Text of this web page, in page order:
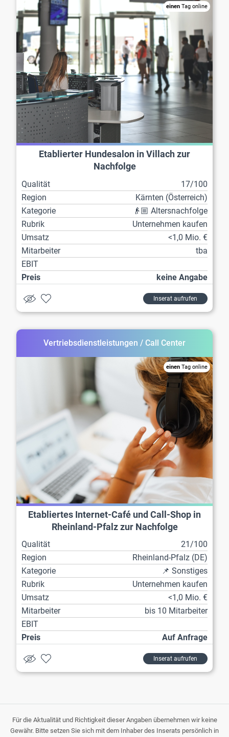
einen Tag online
Etablierter Hundesalon in Villach zur
Nachfolge
Qualität
17/100
Region
Kärnten (Österreich)
Kategorie
👴🏼 Altersnachfolge
Rubrik
Unternehmen kaufen
Umsatz
<1,0 Mio. €
Mitarbeiter
tba
EBIT
Preis
keine Angabe
Inserat aufrufen
Vertriebsdienstleistungen / Call Center
einen Tag online
Etabliertes Internet-Café und Call-Shop in
Rheinland-Pfalz zur Nachfolge
Qualität
21/100
Region
Rheinland-Pfalz (DE)
Kategorie
📌 Sonstiges
Rubrik
Unternehmen kaufen
Umsatz
<1,0 Mio. €
Mitarbeiter
bis 10 Mitarbeiter
EBIT
Preis
Auf Anfrage
Inserat aufrufen
Für die Aktualität und Richtigkeit dieser Angaben übernehmen wir keine
Gewähr. Bitte setzen Sie sich mit dem Inhaber des Inserats persönlich in